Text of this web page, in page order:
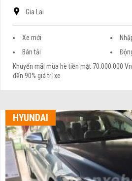
Gia Lai
Xe mới
Bán tải
Khuyến mãi mùa hè tiền mặt 70.000.000
đến 90% giá trị xe
HYUNDAI